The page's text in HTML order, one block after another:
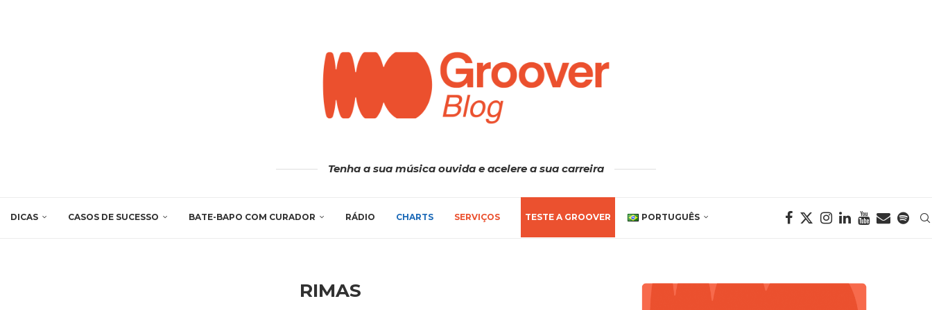
Tenha a sua música ouvida e acelere a sua carreira
DICAS CASOS DE SUCESSO BATE-BAPO COM CURADOR RÁDIO CHARTS SERVIÇOS TESTE A GROOVER PORTUGUÊS
RIMAS